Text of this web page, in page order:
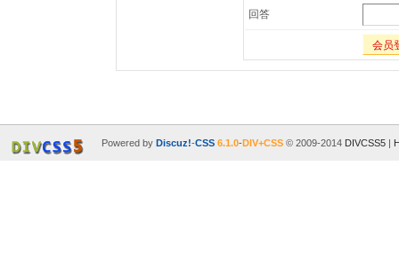
回答
会员
Powered by Discuz!-CSS 6.1.0-DIV+CSS© 2009-2014 DIVCSS5|